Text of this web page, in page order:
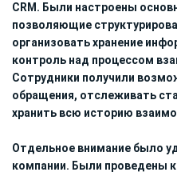
CRM. Были настроены
позволяющие
организовать хранение
контроль над процессом
Сотрудники получили
обращения, отслеживать
хранить всю историю
Отдельное внимание было
компании. Были проведены